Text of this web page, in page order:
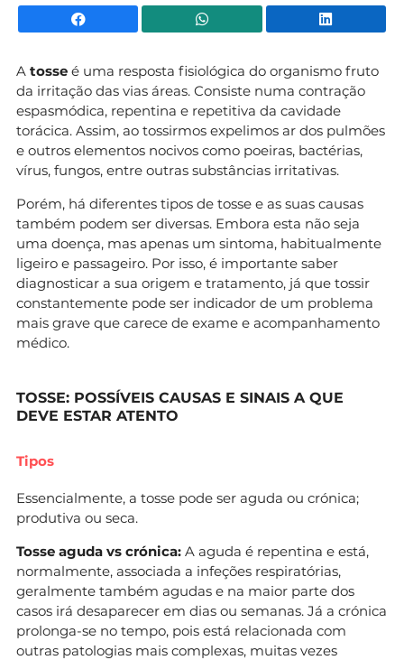
Facebook WhatsApp
A tosse é uma resposta fisiológica do organismo fruto
da irritação das vias áreas. Consiste numa contração
espasmódica, repentina e repetitiva da cavidade
torácica. Assim, ao tossirmos expelimos ar dos pulmões
e outros elementos nocivos como poeiras, bactérias,
vírus, fungos, entre outras substâncias irritativas.
Porém, há diferentes tipos de tosse e as suas causas
também podem ser diversas. Embora esta não seja
uma doença, mas apenas um sintoma, habitualmente
ligeiro e passageiro. Por isso, é importante saber
diagnosticar a sua origem e tratamento, já que tossir
constantemente pode ser indicador de um problema
mais grave que carece de exame e acompanhamento
médico.
TOSSE: POSSÍVEIS CAUSAS E SINAIS A QUE
DEVE ESTAR ATENTO
Tipos
Essencialmente, a tosse pode ser aguda ou crónica;
produtiva ou seca.
Tosse aguda vs crónica: A aguda é repentina e está,
normalmente, associada a infeções respiratórias,
geralmente também agudas e na maior parte dos
casos irá desaparecer em dias ou semanas. Já a crónica
prolonga-se no tempo, pois está relacionada com
outras patologias mais complexas, muitas vezes